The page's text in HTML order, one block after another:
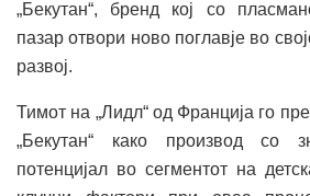
„Бекутан“, бренд кој со
пазар отвори ново поглавје во
развој.
Тимот на „Лидл“ од Франција го
„Бекутан“ како производ со
потенцијал во сегментот на